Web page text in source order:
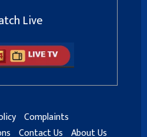
Live
Complaints
Contact Us About Us